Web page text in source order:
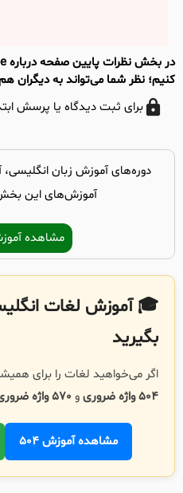
کنیم؛ نظر شما می‌تواند به دیگران
برای ثبت دیدگاه یا پرسش
دوره‌های آموزش زبان
آموزش‌های این
مشاهده
🎓 آموزش لغات
بگیرید
اگر می‌خواهید لغات را برای
504 واژه ضروری
و 570 واژه ضروری
مشاهده آموزش 504